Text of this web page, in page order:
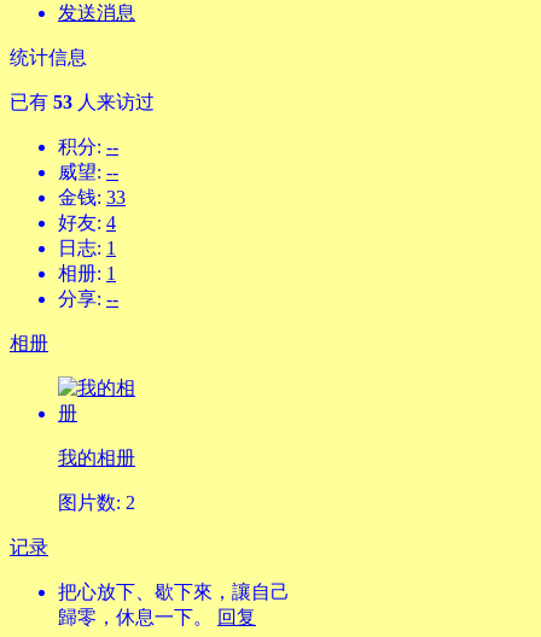
发送消息
统计信息
已有 53 人来访过
积分: --
威望: --
金钱: 33
好友: 4
日志: 1
相册: 1
分享: --
相册
我的相册
图片数: 2
记录
把心放下、歇下來，讓自己
歸零，休息一下。
回复